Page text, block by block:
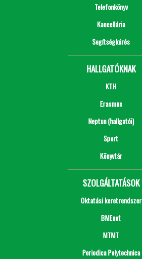
Telefonkönyv
Kancellária
Segítségkérés
HALLGATÓKNAK
KTH
Erasmus
Neptun (hallgatói)
Sport
Könyvtár
SZOLGÁLTATÁSOK
Oktatási keretrendszer
BMEnet
MTMT
Periodica Polytechnica